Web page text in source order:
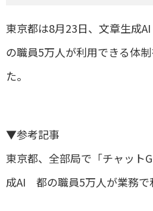
東京都は8月23日、文章生成
の職員5万人が利用できる体
た。
▼参考記事
東京都、全部局で「チャット
成AI 都の職員5万人が業務で